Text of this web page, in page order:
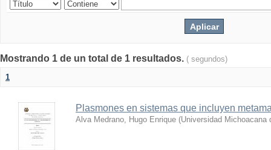
Mostrando 1 de un total de 1 resultados. ( segundos)
1
Plasmones en sistemas que incluyen
Alva Medrano, Hugo Enrique (Universidad Michoacana